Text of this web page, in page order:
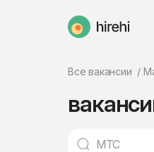
HireHi
Все вакансии